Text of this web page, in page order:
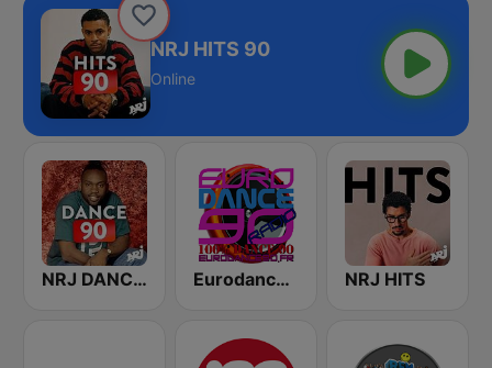
NRJ HITS 90
Online
NRJ DANCE 90 Eurodance 90 NRJ HITS